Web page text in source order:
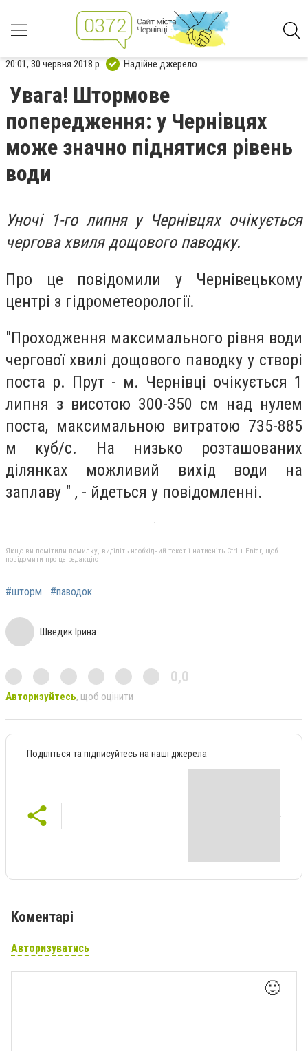
20:01, 30 червня 2018 р. Надійне джерело
Увага! Штормове
попередження: у Чернівцях
може значно піднятися рівень
води
Уночі 1-го липня у Чернівцях очікується
чергова хвиля дощового паводку.
Про це повідомили у Чернівецькому
центрі з гідрометеорології.
"Проходження максимального рівня води
чергової хвилі дощового паводку у створі
поста р. Прут - м. Чернівці очікується 1
липня з висотою 300-350 см над нулем
поста, максимальною витратою 735-885
м куб/с. На низько розташованих
ділянках можливий вихід води на
заплаву " , - йдеться у повідомленні.
Якщо ви помітили помилку, виділіть необхідний текст і натисніть Ctrl + Enter, щоб
повідомити про це редакцію
#шторм #паводок
Шведик Ірина
0,0
Авторизуйтесь, щоб оцінити
Поділіться та підписуйтесь на наші джерела
Коментарі
Авторизуватись
🙂